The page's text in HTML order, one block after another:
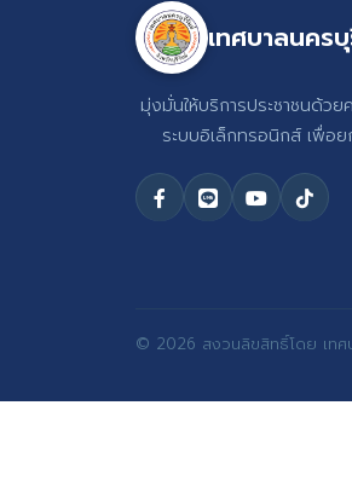
เทศบาลนคร
มุ่งมั่นให้บริการประชาชนด้ว
ระบบอิเล็กทรอนิกส์ เพื่อ
© 2026 สงวนลิขสิทธิ์โดย เทศ